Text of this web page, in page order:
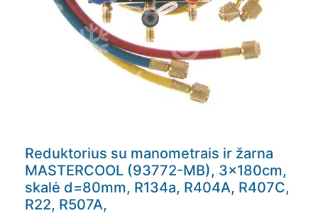
Reduktorius su manometrais ir žarna
MASTERCOOL (93772-MB), 3x180cm,
skalė d=80mm, R134a, R404A, R407C,
R22, R507A,